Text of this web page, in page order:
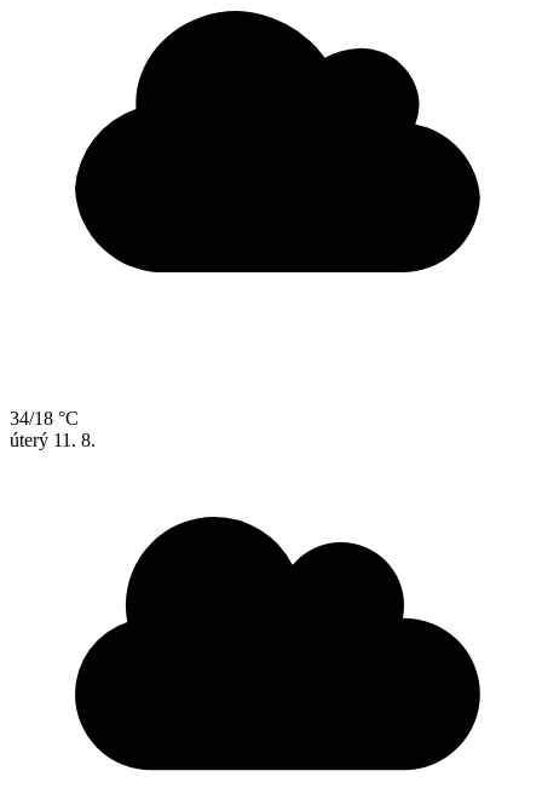
34/18 °C
úterý 11. 8.